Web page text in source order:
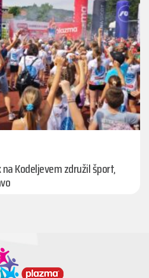
Kodeljevem združil šport,